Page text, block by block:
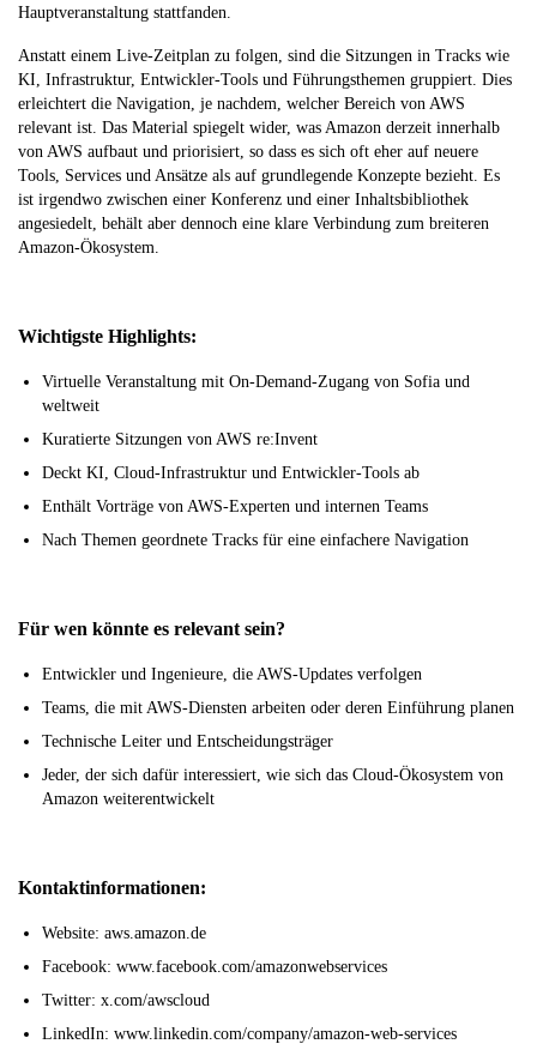
Hauptveranstaltung stattfanden.
Anstatt einem Live-Zeitplan zu folgen, sind die Sitzungen in Tracks wie
KI, Infrastruktur, Entwickler-Tools und Führungsthemen gruppiert. Dies
erleichtert die Navigation, je nachdem, welcher Bereich von AWS
relevant ist. Das Material spiegelt wider, was Amazon derzeit innerhalb
von AWS aufbaut und priorisiert, so dass es sich oft eher auf neuere
Tools, Services und Ansätze als auf grundlegende Konzepte bezieht. Es
ist irgendwo zwischen einer Konferenz und einer Inhaltsbibliothek
angesiedelt, behält aber dennoch eine klare Verbindung zum breiteren
Amazon-Ökosystem.
Wichtigste Highlights:
Virtuelle Veranstaltung mit On-Demand-Zugang von Sofia und
weltweit
Kuratierte Sitzungen von AWS re:Invent
Deckt KI, Cloud-Infrastruktur und Entwickler-Tools ab
Enthält Vorträge von AWS-Experten und internen Teams
Nach Themen geordnete Tracks für eine einfachere Navigation
Für wen könnte es relevant sein?
Entwickler und Ingenieure, die AWS-Updates verfolgen
Teams, die mit AWS-Diensten arbeiten oder deren Einführung planen
Technische Leiter und Entscheidungsträger
Jeder, der sich dafür interessiert, wie sich das Cloud-Ökosystem von
Amazon weiterentwickelt
Kontaktinformationen:
Website: aws.amazon.de
Facebook: www.facebook.com/amazonwebservices
Twitter: x.com/awscloud
LinkedIn: www.linkedin.com/company/amazon-web-services